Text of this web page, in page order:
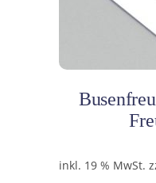
inkl. 19 % MwSt.